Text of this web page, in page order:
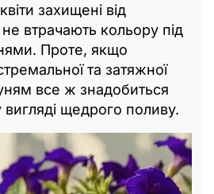
захищені від
не втрачають кольору під
Проте, якщо
та затяжної
все ж знадобиться
щедрого поливу.